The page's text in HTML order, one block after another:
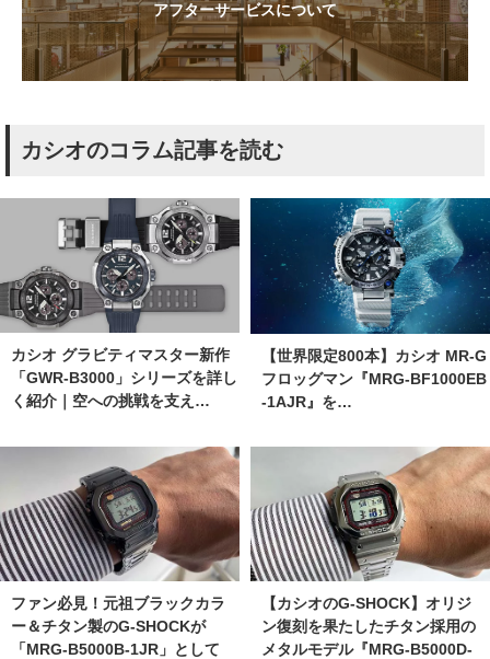
アフターサービスについて
カシオのコラム記事を読む
カシオ グラビティマスター新作
「GWR-B3000」シリーズを詳し
く紹介｜空への挑戦を支え…
【世界限定800本】カシオ MR-G
フロッグマン『MRG-BF1000EB
-1AJR』を…
ファン必見！元祖ブラックカラ
ー＆チタン製のG-SHOCKが
「MRG-B5000B-1JR」として
【カシオのG-SHOCK】オリジ
ン復刻を果たしたチタン採用の
メタルモデル『MRG-B5000D-